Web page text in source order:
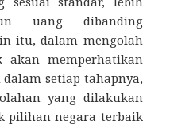
uang dibanding
itu, dalam mengolah
memperhatikan
setiap tahapnya,
yang dilakukan
pilihan negara terbaik